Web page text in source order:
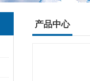
产品中心